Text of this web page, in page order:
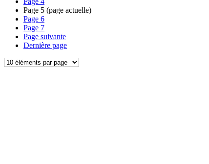
Page 5 (page actuelle)
Page 6
Page 7
Page suivante
Dernière page